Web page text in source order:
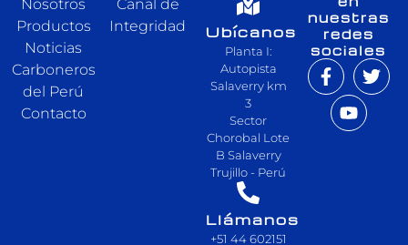
Nosotros
Productos
Noticias
Carboneros
del Perú
Contacto
Canal de
Integridad
Ubícanos
Planta I:
Autopista
Salaverry km
3
Sector
Chorobal Lote
B Salaverry
Trujillo - Perú
Llámanos
+51 44 602151
nuestras
redes
sociales